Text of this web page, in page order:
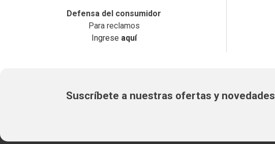
Defensa del consumidor
Para reclamos
Ingrese aquí
Suscríbete a nuestras ofertas y novedades